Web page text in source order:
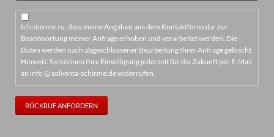
Ich stimme zu, dass meine Angaben aus dem Kontaktformular zur
Beantwortung meiner Anfrage erhoben und verarbeitet werden. Die
Daten werden nach abgeschlossener Bearbeitung Ihrer Anfrage gelöscht.
Hinweis: Sie können Ihre Einwilligung jederzeit für die Zukunft per E-Mail
an info @ solventa-schirme.de widerrufen.
RÜCKRUF ANFORDERN